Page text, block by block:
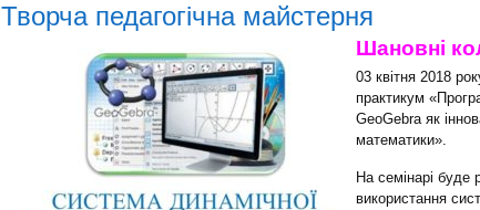
Творча педагогічна майстерня
Шановні
03 квітня 2018
практикум
GeoGebra як
математики».
На семінарі буде
використання